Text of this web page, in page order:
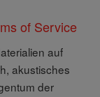
of Service
auf
akustisches
der